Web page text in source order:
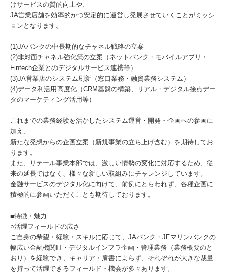
けサービスの質的向上や、
JA営業店舗を効率的かつ安定的に運営し発展させていくことがミッシ
ョンとなります。
(1)JAバンクの中長期的なチャネル戦略の立案
(2)非対面チャネル強化策の立案（ネットバンク・モバイルアプリ・
Fintech企業とのデジタルサービス連携等）
(3)JA営業店のシステム刷新（窓口業務・融資業務システム）
(4)データ利活用高度化（CRM基盤の構築、リアル・デジタル接点デー
タのマーケティング活用等）
これまでの業務経験を活かしたシステム運営・開発・企画への参画に
加え、
新たな発想からの企画立案（新規事業の立ち上げ含む）を期待してお
ります。
また、リテール事業本部では、激しい情勢の変化に対応するため、従
来の延長ではなく、様々な新しい取組みにチャレンジしています。
金融サービスのデジタル化に向けて、前例にとらわれず、各種企画に
積極的に参画いただくことも期待しております。
■特徴・魅力
○活躍フィールドの広さ
ご自身の希望・経験・スキルに応じて、JAバンク・JFマリンバンクの
幅広い金融機関IT・デジタルインフラ企画・管理業務（業務概要のと
おり）を経験でき、キャリア・肩書によらず、それぞれが大きな裁量
を持って活躍できるフィールド・機会が多々あります。